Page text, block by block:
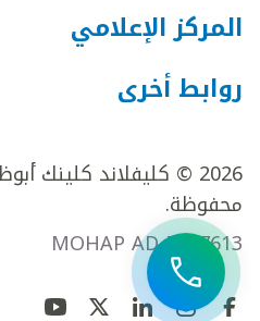
المركز الإعلامي
روابط أخرى
2026 © كليفلاند
محفوظة.
MOHAP AD FR27613